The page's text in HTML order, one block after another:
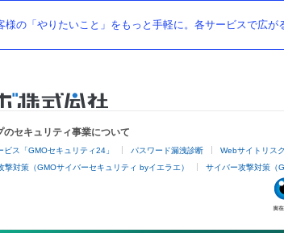
様の「やりたいこと」をもっと手軽に。各サービスで広が
セキュリティ事業について
ス「GMOセキュリティ24」 パスワード漏洩診断 Webサイトリス
撃対策（GMOサイバーセキュリティ byイエラエ） サイバー攻撃対策（